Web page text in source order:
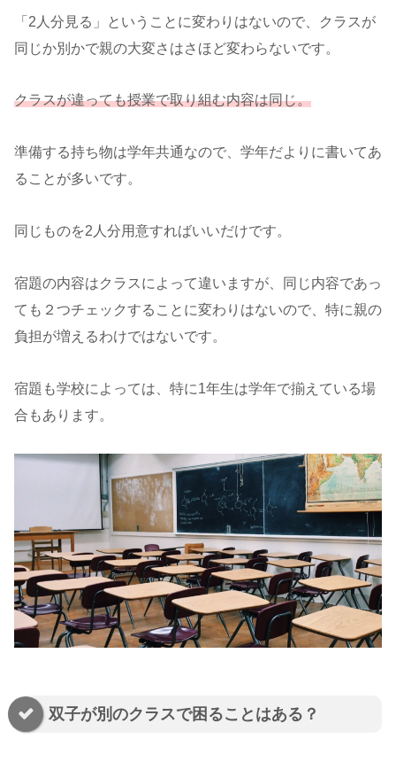
「2人分見る」ということに変わりはないので、クラスが
同じか別かで親の大変さはさほど変わらないです。
クラスが違っても授業で取り組む内容は同じ。
準備する持ち物は学年共通なので、学年だよりに書いてあ
ることが多いです。
同じものを2人分用意すればいいだけです。
宿題の内容はクラスによって違いますが、同じ内容であっ
ても２つチェックすることに変わりはないので、特に親の
負担が増えるわけではないです。
宿題も学校によっては、特に1年生は学年で揃えている場
合もあります。
双子が別のクラスで困ることはある？